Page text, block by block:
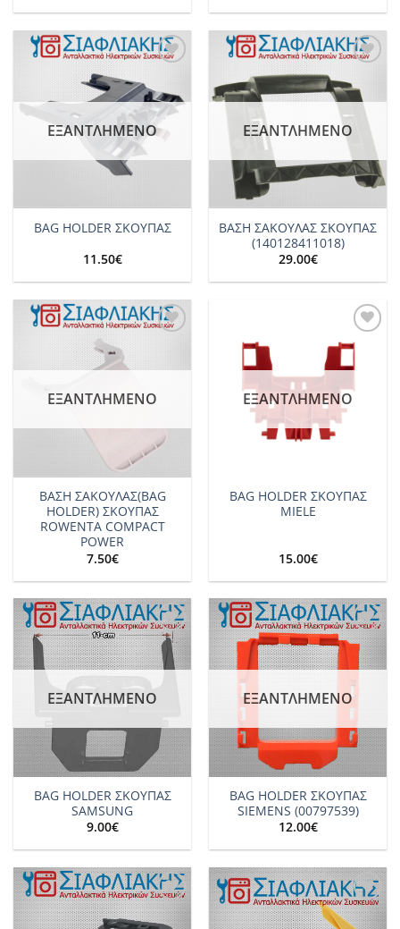
wishlist
ΕΞΑΝΤΛΗΜΈΝΟ
BAG HOLDER ΣΚΟΥΠΑΣ
11.50€
wishlist
ΕΞΑΝΤΛΗΜΈΝΟ
ΒΑΣΗ ΣΑΚΟΥΛΑΣ ΣΚΟΥΠΑΣ
(140128411018)
29.00€
wishlist
ΕΞΑΝΤΛΗΜΈΝΟ
ΒΑΣΗ ΣΑΚΟΥΛΑΣ(BAG
HOLDER) ΣΚΟΥΠΑΣ
ROWENTA COMPACT
POWER
7.50€
Add to
wishlist
ΕΞΑΝΤΛΗΜΈΝΟ
BAG HOLDER ΣΚΟΥΠΑΣ
MIELE
15.00€
Add to
wishlist
ΕΞΑΝΤΛΗΜΈΝΟ
BAG HOLDER ΣΚΟΥΠΑΣ
SAMSUNG
9.00€
Add to
wishlist
ΕΞΑΝΤΛΗΜΈΝΟ
BAG HOLDER ΣΚΟΥΠΑΣ
SIEMENS (00797539)
12.00€
Add to
wishlist
Add to
wishlist